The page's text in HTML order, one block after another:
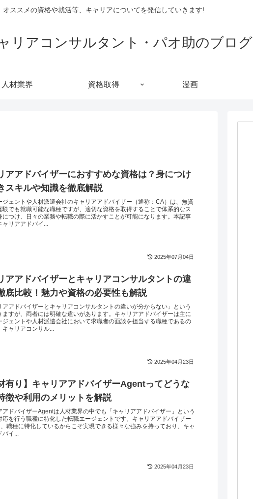
オススメの資格や就活等、キャリアについてを発信していきます!
リアコンサルタント・パオ助のブログ
人材業界 資格取得 漫画
アアドバイザーにおすすめな資格は？身につけ
スキルや知識を徹底解説
ジェントや人材派遣会社のキャリアアドバイザー（通称：CA）は、無資
験でも就職可能な職種ですが、適切な資格を取得することで体系的なス
につけ、日々の業務や転職の際に活かすことが可能になります。本記事
ャリアアドバイ...
2025年07月04日
アアドバイザーとキャリアコンサルタントの違
底比較！魅力や資格の必要性も解説
アアドバイザーとキャリアコンサルタントの違いが分からない」という
ますが、両者には明確な違いがあります。キャリアアドバイザーは主に
ジェントや人材派遣会社において求職者の面談を担当する職種であるの
キャリアコンサル...
2025年04月23日
有り】キャリアアドバイザーAgentってどうな
徴や利用のメリットを解説
アドバイザーAgentは人材業界の中でも「キャリアアドバイザー」という
応を行う職種に特化した転職エージェントです。キャリアアドバイザー
職種に特化しているからこそ実現できる様々な強みを持っており、キャ
バイ...
2025年04月23日